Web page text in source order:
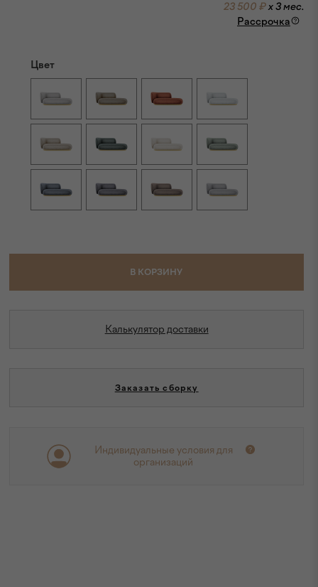
23 500 ₽x 3 мес.
Рассрочка
Цвет
В КОРЗИНУ
Калькулятор доставки
Заказать сборку
Индивидуальные условия для
организаций